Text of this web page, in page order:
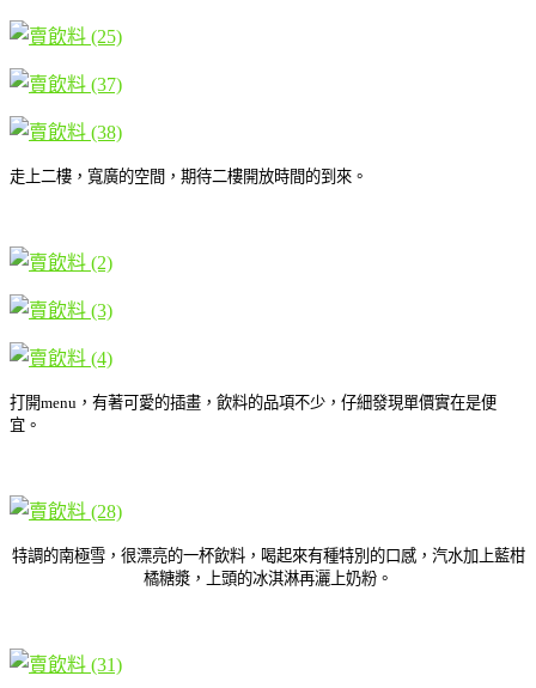
走上二樓，寬廣的空間，期待二樓開放時間的到來。
打開menu，有著可愛的插畫，飲料的品項不少，仔細發現單價實在是便
宜。
特調的南極雪，很漂亮的一杯飲料，喝起來有種特別的口感，汽水加上藍柑
橘糖漿，上頭的冰淇淋再灑上奶粉。